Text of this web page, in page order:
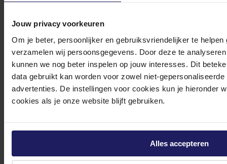
Jouw privacy voorkeuren
Om je beter, persoonlijker en gebruiksvriendelijker te
verzamelen wij persoonsgegevens. Door deze te
kunnen we nog beter inspelen op jouw interesses. Dit
data gebruikt kan worden voor zowel niet-
advertenties. De instellingen voor cookies kun je hieronder
cookies als je onze website blijft gebruiken.
Alles accepteren
door indien nodig.
tot 17.00 uur en op zaterdag van 10.00 tot 15.00 uur.
Bekijk onze veelgestelde vragen